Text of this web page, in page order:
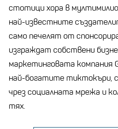
стотици хора в
най-известните
само печелят от
изграждат собствени
маркетинговата компания
най-богатите тиктокъри,
чрез социалната мрежа и
тях.